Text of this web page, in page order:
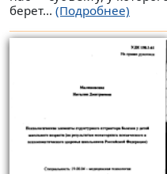
берет... (Подробнее)